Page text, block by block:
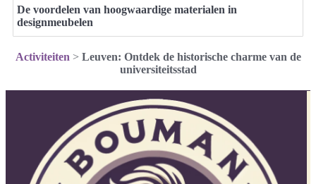
De voordelen van hoogwaardige materialen in
designmeubelen
Activiteiten > Leuven: Ontdek de historische charme van de
universiteitsstad